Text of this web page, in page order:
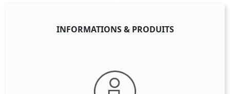
INFORMATIONS & PRODUITS